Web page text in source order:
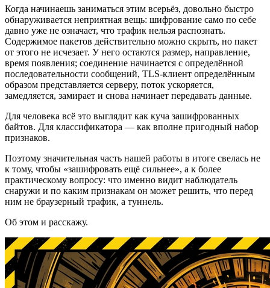
Когда начинаешь заниматься этим всерьёз, довольно быстро
обнаруживается неприятная вещь: шифрование само по себе
давно уже не означает, что трафик нельзя распознать.
Содержимое пакетов действительно можно скрыть, но пакет
от этого не исчезает. У него остаются размер, направление,
время появления; соединение начинается с определённой
последовательности сообщений, TLS-клиент определённым
образом представляется серверу, поток ускоряется,
замедляется, замирает и снова начинает передавать данные.
Для человека всё это выглядит как куча зашифрованных
байтов. Для классификатора — как вполне пригодный набор
признаков.
Поэтому значительная часть нашей работы в итоге свелась не
к тому, чтобы «зашифровать ещё сильнее», а к более
практическому вопросу: что именно видит наблюдатель
снаружи и по каким признакам он может решить, что перед
ним не браузерный трафик, а туннель.
Об этом и расскажу.